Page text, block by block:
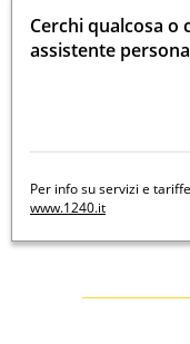
Cerchi qualcosa o
assistente
Per info su servizi e
www.1240.it